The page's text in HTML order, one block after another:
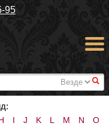
95
#
I J K L M N
O